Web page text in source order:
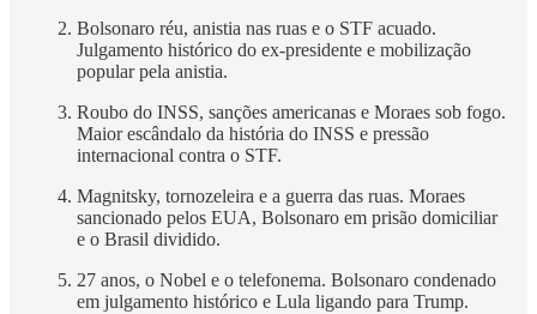
Bolsonaro réu, anistia nas ruas e o STF acuado.
Julgamento histórico do ex-presidente e mobilização
popular pela anistia.
Roubo do INSS, sanções americanas e Moraes sob fogo.
Maior escândalo da história do INSS e pressão
internacional contra o STF.
Magnitsky, tornozeleira e a guerra das ruas. Moraes
sancionado pelos EUA, Bolsonaro em prisão domiciliar
e o Brasil dividido.
27 anos, o Nobel e o telefonema. Bolsonaro condenado
em julgamento histórico e Lula ligando para Trump.